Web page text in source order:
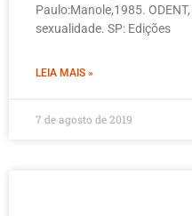
Paulo:Manole,1985.
sexualidade. SP: Edições
LEIA MAIS »
7 de agosto de 2019